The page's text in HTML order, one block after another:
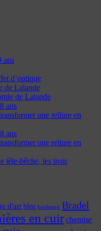
ans
d’optique
de Lalande
de Lalande
ans
une reliure en
ans
une reliure en
tête-bêche, les trois
d'art bleu bordeaux Bradel
en cuir chemise